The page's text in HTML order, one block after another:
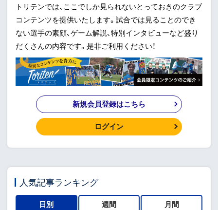
トリテンでは、ここでしか見られないとっておきのクラブ
コンテンツを提供いたします。試合では見ることのでき
ない選手の素顔、ゲーム解説、特別インタビューなど盛り
だくさんの内容です。是非ご利用ください！
新規会員登録はこちら
ログイン
人気記事ランキング
日別 週間 月間